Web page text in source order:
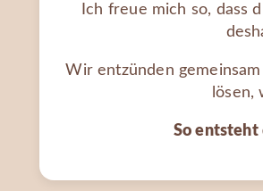
Ich freue mich so, dass
Wir entzünden
lösen,
So entsteht